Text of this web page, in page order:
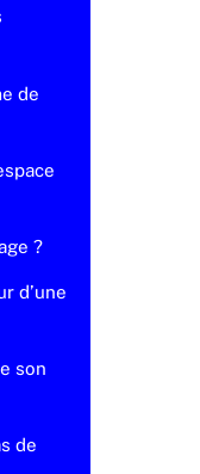
de
?
d’une
son
de